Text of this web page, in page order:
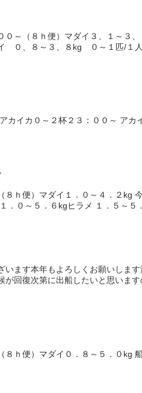
０～（８ｈ便）マダイ３、１～３
イ ０、８～３、８kg ０～１匹/１
カイカ０～２杯２３：００～ アカ
８ｈ便）マダイ１．０～４．２kg
．０～５．６kgヒラメ １．５～５
います本年もよろしくお願いしま
が回復次第に出船したいと思いま
８ｈ便）マダイ０．８～５．０kg